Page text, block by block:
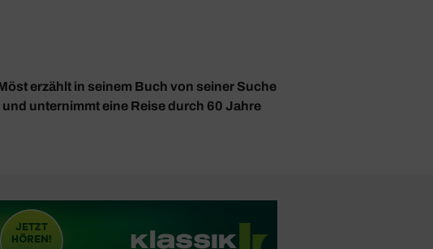
erzählt in seinem Buch von seiner Suche
und unternimmt eine Reise durch 60 Jahre